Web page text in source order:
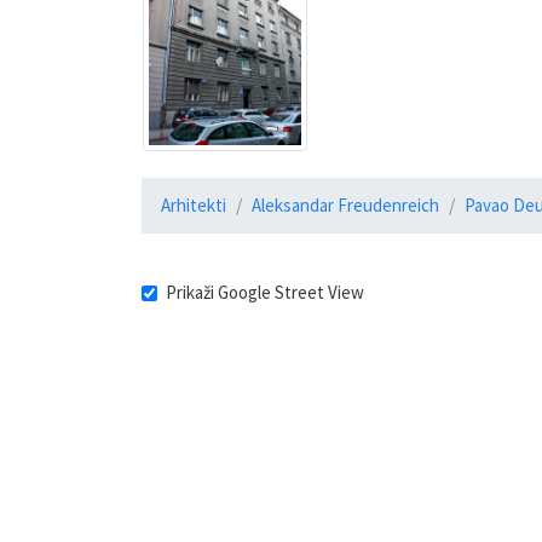
Arhitekti Aleksandar Freudenreich Pavao
Prikaži Google Street View